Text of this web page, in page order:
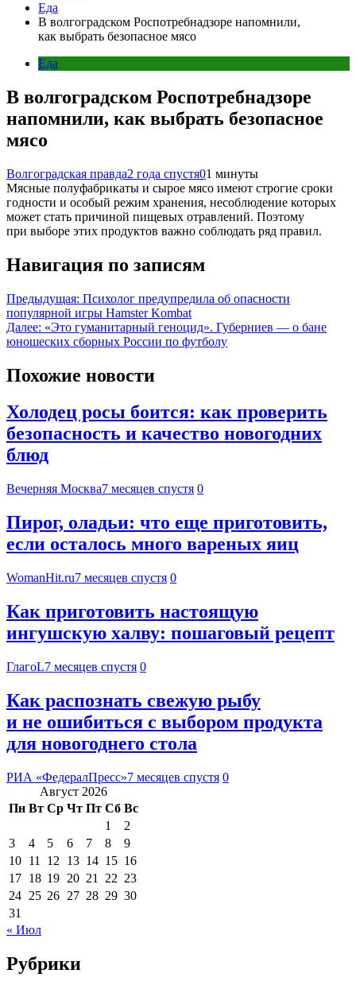
Еда
В волгоградском Роспотребнадзоре напомнили,
как выбрать безопасное мясо
Еда
В волгоградском Роспотребнадзоре
напомнили, как выбрать безопасное
мясо
Волгоградская правда2 года спустя01 минуты
Мясные полуфабрикаты и сырое мясо имеют строгие сроки
годности и особый режим хранения, несоблюдение которых
может стать причиной пищевых отравлений. Поэтому
при выборе этих продуктов важно соблюдать ряд правил.
Навигация по записям
Предыдущая: Психолог предупредила об опасности
популярной игры Hamster Kombat
Далее: «Это гуманитарный геноцид». Губерниев — о бане
юношеских сборных России по футболу
Похожие новости
Холодец росы боится: как проверить
безопасность и качество новогодних
блюд
Вечерняя Москва7 месяцев спустя 0
Пирог, оладьи: что еще приготовить,
если осталось много вареных яиц
WomanHit.ru7 месяцев спустя 0
Как приготовить настоящую
ингушскую халву: пошаговый рецепт
ГлагоL7 месяцев спустя 0
Как распознать свежую рыбу
и не ошибиться с выбором продукта
для новогоднего стола
РИА «ФедералПресс»7 месяцев спустя 0
Август 2026
Пн Вт Ср Чт Пт Сб Вс
1
2
3
4 5 6 7 8
9
10 11 12 13 14 15 16
17 18 19 20 21 22 23
24 25 26 27 28 29 30
31
« Июл
Рубрики